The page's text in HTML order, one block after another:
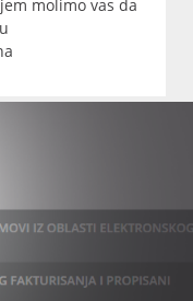
molimo vas da